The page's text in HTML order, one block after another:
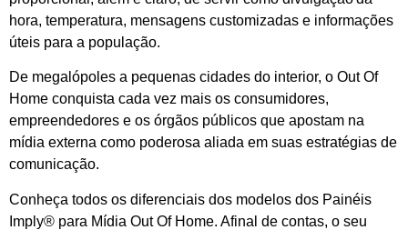
hora, temperatura, mensagens customizadas e informações
úteis para a população.
De megalópoles a pequenas cidades do interior, o Out Of
Home conquista cada vez mais os consumidores,
empreendedores e os órgãos públicos que apostam na
mídia externa como poderosa aliada em suas estratégias de
comunicação.
Conheça todos os diferenciais dos modelos dos Painéis
Imply® para Mídia Out Of Home. Afinal de contas, o seu